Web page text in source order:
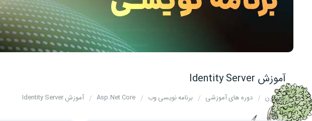
آموزش Identity Server
تاپ لرن دوره های آموزشی برنامه نویسی وب Asp.Net Core آموزش Identity Server